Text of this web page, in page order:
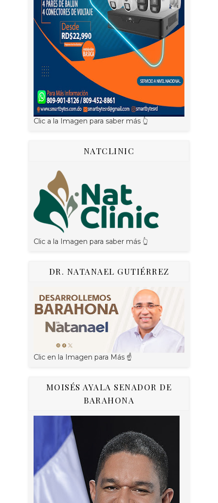
Clic a la Imagen para saber más 👆
NATCLINIC
Clic a la Imagen para saber más 👆
DR. NATANAEL GUTIÉRREZ
Clic en la Imagen para Más ☝
MOISÉS AYALA SENADOR DE
BARAHONA